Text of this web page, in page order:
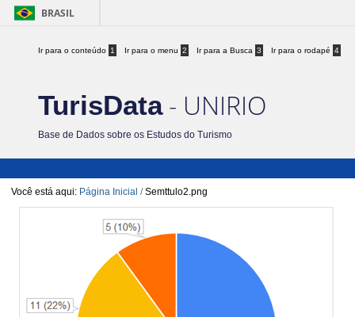
BRASIL
Ir para o conteúdo 1 Ir para o menu 2 Ir para a Busca 3 Ir para o rodapé 4
TurisData- UNIRIO
Base de Dados sobre os Estudos do Turismo
Você está aqui: Página Inicial /Semttulo2.png